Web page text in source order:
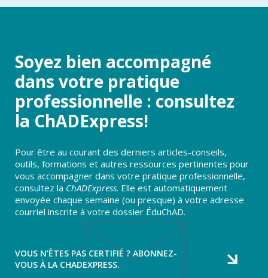
Soyez bien accompagné
dans votre pratique
professionnelle : consultez
la ChADExpress!
Pour être au courant des derniers articles-conseils,
outils, formations et autres ressources pertinentes pour
vous accompagner dans votre pratique professionnelle,
consultez la ChADExpress. Elle est automatiquement
envoyée chaque semaine (ou presque) à votre adresse
courriel inscrite à votre dossier ÉduChAD.
VOUS N’ÊTES PAS CERTIFIÉ ? ABONNEZ-
VOUS À LA CHADEXPRESS.